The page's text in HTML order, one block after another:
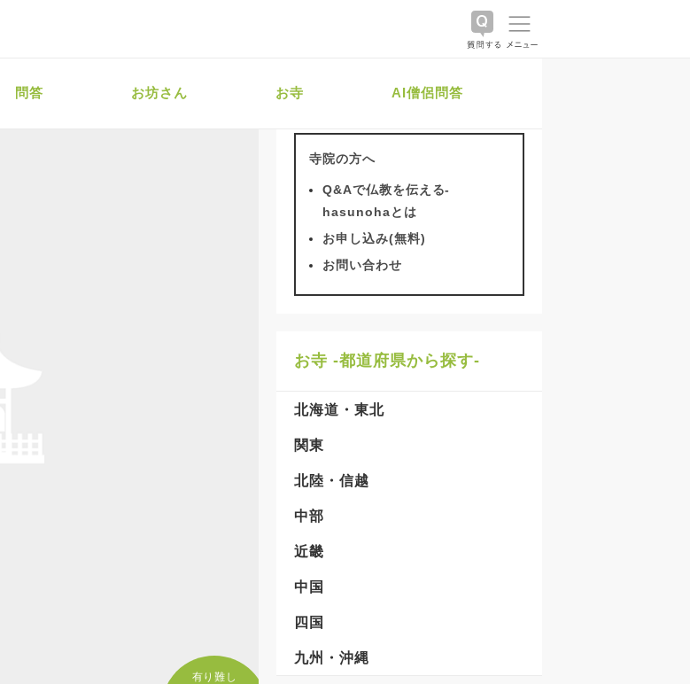
問答 お坊さん お寺 AI僧侶問答
有り難し
寺院の方へ
Q&Aで仏教を伝える-
hasunohaとは
お申し込み(無料)
お問い合わせ
お寺 -都道府県から探す-
北海道・東北
関東
北陸・信越
中部
近畿
中国
四国
九州・沖縄